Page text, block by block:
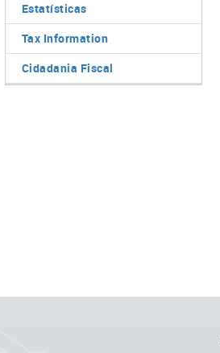
Estatísticas
Tax Information
Cidadania Fiscal